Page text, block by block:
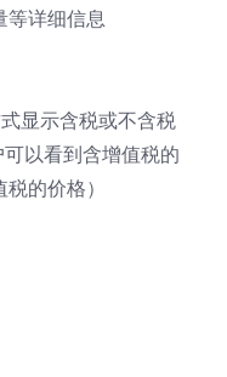
等详细信息
显示含税或不含税
以看到含增值税的
的价格）